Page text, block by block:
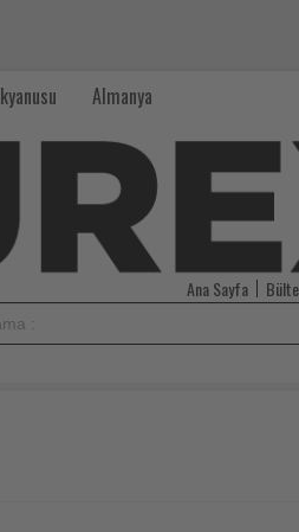
Almanya
Ana Sayfa